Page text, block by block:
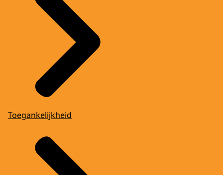
Toegankelijkheid